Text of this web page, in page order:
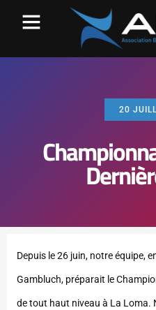
20
Depuis le 26 juin, notre équipe,
Gambluch, préparait le
de tout haut niveau à La Loma.